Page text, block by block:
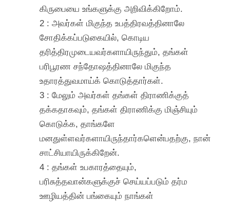
கிருபையை உங்களுக்கு அறிவிக்கிறோம்.
2 : அவர்கள் மிகுந்த உபத்திரவத்தினாலே
சோதிக்கப்படுகையில், கொடிய
தரித்திரமுடையவர்களாயிருந்தும், தங்கள்
பரிபூரண சந்தோஷத்தினாலே மிகுந்த
உதாரத்துவமாய்க் கொடுத்தார்கள்.
3 : மேலும் அவர்கள் தங்கள் திராணிக்குத்
தக்கதாகவும், தங்கள் திராணிக்கு மிஞ்சியும்
கொடுக்க, தாங்களே
மனதுள்ளவர்களாயிருந்தார்களென்பதற்கு, நான்
சாட்சியாயிருக்கிறேன்.
4 : தங்கள் உபகாரத்தையும்,
பரிசுத்தவான்களுக்குச் செய்யப்படும் தர்ம
ஊழியத்தின் பங்கையும் நாங்கள்